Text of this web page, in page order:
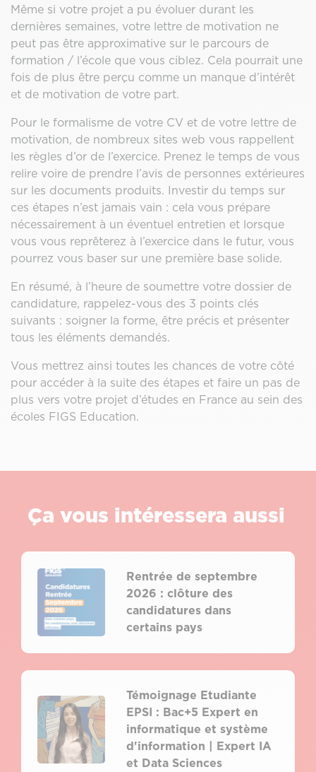
Même si votre projet a pu évoluer durant les
dernières semaines, votre lettre de motivation ne
peut pas être approximative sur le parcours de
formation / l’école que vous ciblez. Cela pourrait une
fois de plus être perçu comme un manque d’intérêt
et de motivation de votre part.
Pour le formalisme de votre CV et de votre lettre de
motivation, de nombreux sites web vous rappellent
les règles d’or de l’exercice. Prenez le temps de vous
relire voire de prendre l’avis de personnes extérieures
sur les documents produits. Investir du temps sur
ces étapes n’est jamais vain : cela vous prépare
nécessairement à un éventuel entretien et lorsque
vous vous reprêterez à l’exercice dans le futur, vous
pourrez vous baser sur une première base solide.
En résumé, à l’heure de soumettre votre dossier de
candidature, rappelez-vous des 3 points clés
suivants : soigner la forme, être précis et présenter
tous les éléments demandés.
Vous mettrez ainsi toutes les chances de votre côté
pour accéder à la suite des étapes et faire un pas de
plus vers votre projet d’études en France au sein des
écoles FIGS Education.
Ça vous intéressera aussi
Rentrée de septembre
2026 : clôture des
candidatures dans
certains pays
Témoignage Etudiante
EPSI : Bac+5 Expert en
informatique et système
d'information | Expert IA
et Data Sciences